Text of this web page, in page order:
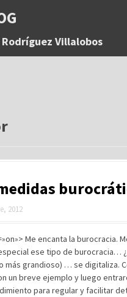
Rodríguez Villalobos
2012
Me encanta la burocracia.
ese tipo de burocracia…
más grandioso) … se digitaliza.
un breve ejemplo y luego
para regular y facilitar